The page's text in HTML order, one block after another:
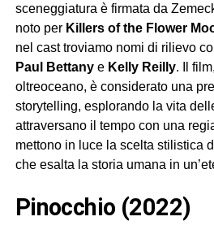
sceneggiatura è firmata da
noto per Killers of the Flower
nel cast troviamo nomi di rilievo
Paul Bettanye Kelly Reilly. Il
oltreoceano, è considerato una
storytelling, esplorando la vita
attraversano il tempo con una
mettono in luce la scelta stilistica
che esalta la storia umana in
pinocchio (2022)